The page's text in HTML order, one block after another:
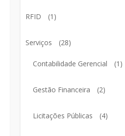
RFID (1)
Serviços (28)
Contabilidade Gerencial (1)
Gestão Financeira (2)
Licitações Públicas (4)